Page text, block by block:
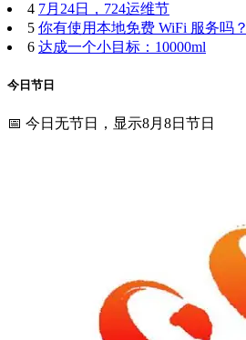
4 7月24日，724运维节
5 你有使用本地免费 WiFi 服务吗？
6 达成一个小目标：10000ml
今日节日
📅 今日无节日，显示8月8日节日